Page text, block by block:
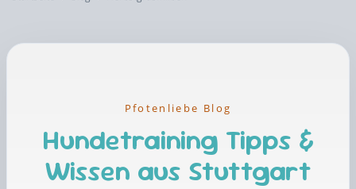
Pfotenliebe Blog
Hundetraining Tipps &
Wissen aus Stuttgart